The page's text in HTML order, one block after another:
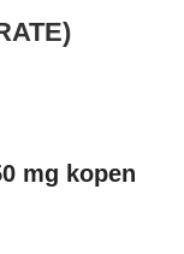
mg kopen